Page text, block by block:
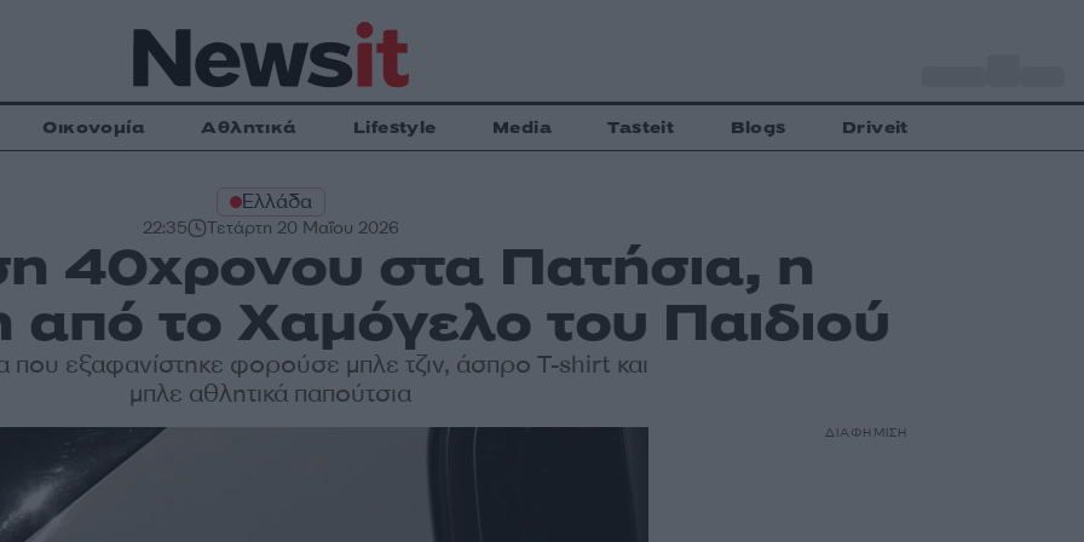
Οικονομία Αθλητικά Lifestyle Media Tasteit Blogs Driveit
Ελλάδα
22:35 Τετάρτη 20 Μαΐου 2026
40χρονου στα Πατήσια, η
το Χαμόγελο του Παιδιού
που εξαφανίστηκε φορούσε μπλε τζιν, άσπρο T-shirt και
μπλε αθλητικά παπούτσια
ΔΙΑΦΗΜΙΣΗ